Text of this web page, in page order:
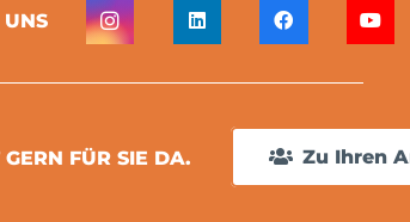
UNS
FÜR SIE DA. Zu Ihren